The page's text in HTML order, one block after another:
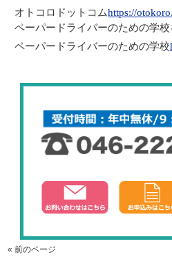
オトコロドットコムhttps://
ペーパードライバーのための学校
ペーパードライバーのための学校
« 前のページ